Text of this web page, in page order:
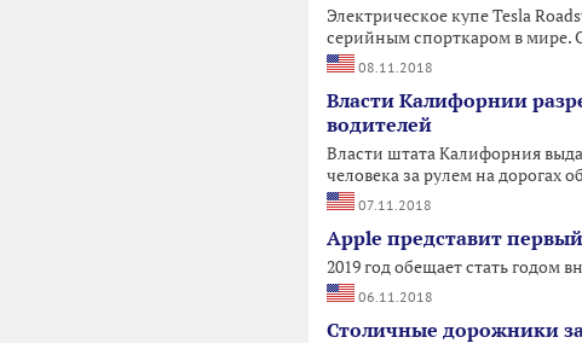
Электрическое купе Tesla
серийным спорткаром в мире.
08.11.2018
Власти Калифорнии
водителей
Власти штата Калифорния
человека за рулем на дорогах
07.11.2018
Apple представит первый
2019 год обещает стать годом
06.11.2018
Столичные дорожники